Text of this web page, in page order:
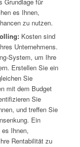
es Ihnen,
zu nutzen.
Kosten sind
Unternehmens.
System, um Ihre
Erstellen Sie ein
Sie
mit dem Budget
Sie
und treffen Sie
Ein
Ihnen,
Rentabilität zu